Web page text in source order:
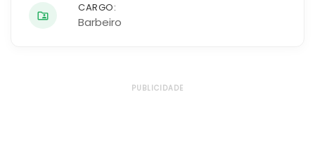
CARGO:
Barbeiro
PUBLICIDADE